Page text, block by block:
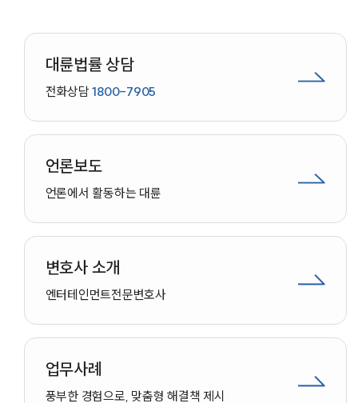
만화로 보는 사례
대륜법률 상담
전화상담1800-7905
언론보도
언론에서 활동하는 대륜
변호사 소개
엔터테인먼트전문변호사
업무사례
풍부한 경험으로, 맞춤형 해결책 제시